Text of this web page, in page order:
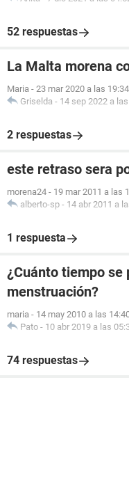
52 respuestas
La Malta morena
Maria - 23 mar 2020 a las 19:34
Griselda - 14 sep 2022 a
2 respuestas
este retraso sera
morena24 - 19 mar 2011 a las
alberto-sp - 14 abr 2011 a
1 respuesta
¿Cuánto tiempo se
menstruación?
maria - 14 may 2010 a las
Pato - 10 abr 2019 a las
74 respuestas